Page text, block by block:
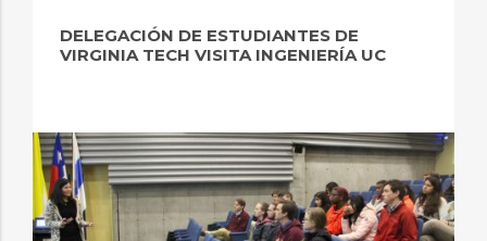
DELEGACIÓN DE ESTUDIANTES DE
VIRGINIA TECH VISITA INGENIERÍA UC